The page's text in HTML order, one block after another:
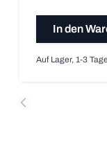
In den
Auf Lager, 1-3